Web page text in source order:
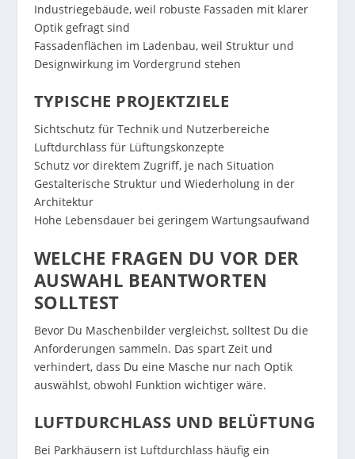
Industriegebäude, weil robuste Fassaden mit klarer
Optik gefragt sind
Fassadenflächen im Ladenbau, weil Struktur und
Designwirkung im Vordergrund stehen
TYPISCHE PROJEKTZIELE
Sichtschutz für Technik und Nutzerbereiche
Luftdurchlass für Lüftungskonzepte
Schutz vor direktem Zugriff, je nach Situation
Gestalterische Struktur und Wiederholung in der
Architektur
Hohe Lebensdauer bei geringem Wartungsaufwand
WELCHE FRAGEN DU VOR DER
AUSWAHL BEANTWORTEN
SOLLTEST
Bevor Du Maschenbilder vergleichst, solltest Du die
Anforderungen sammeln. Das spart Zeit und
verhindert, dass Du eine Masche nur nach Optik
auswählst, obwohl Funktion wichtiger wäre.
LUFTDURCHLASS UND BELÜFTUNG
Bei Parkhäusern ist Luftdurchlass häufig ein